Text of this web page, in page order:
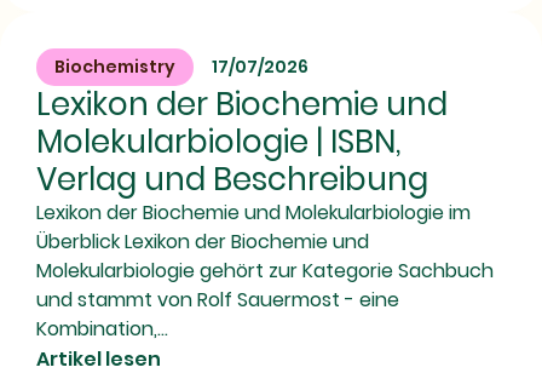
Biochemistry 17/07/2026
Lexikon der Biochemie und
Molekularbiologie | ISBN,
Verlag und Beschreibung
Lexikon der Biochemie und Molekularbiologie im
Überblick Lexikon der Biochemie und
Molekularbiologie gehört zur Kategorie Sachbuch
und stammt von Rolf Sauermost - eine
Kombination,...
Artikel lesen